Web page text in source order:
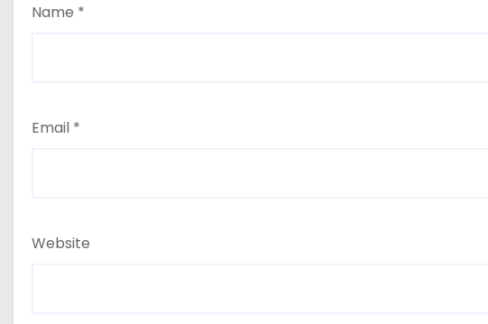
Name *
Email *
Website